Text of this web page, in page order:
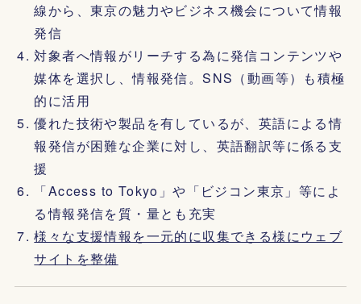
線から、東京の魅力やビジネス機会について情報
発信
対象者へ情報がリーチする為に発信コンテンツや
媒体を選択し、情報発信。SNS（動画等）も積極
的に活用
優れた技術や製品を有しているが、英語による情
報発信が困難な企業に対し、英語翻訳等に係る支
援
「Access to Tokyo」や「ビジコン東京」等によ
る情報発信を質・量とも充実
様々な支援情報を一元的に収集できる様にウェブ
サイトを整備